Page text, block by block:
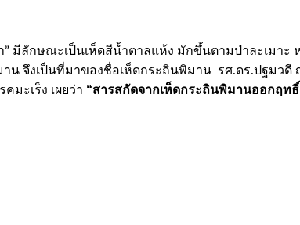
า” มีลักษณะเป็นเห็ดสีน้ำตาลแห้ง มักขึ้นตามป่าละเม
น จึงเป็นที่มาของชื่อเห็ดกระถินพิมาน รศ.ดร.ปฐม
มะเร็ง เผยว่า “สารสกัดจากเห็ดกระถินพิมานออกฤท